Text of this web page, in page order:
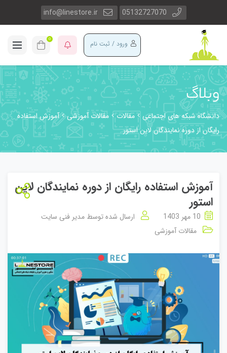
05132727070
info@linestore.ir
ورود / ثبت نام 0
وبلاگ
دانشگاه شبکه های اجتماعی مقالات مقالات آموزشی
آموزش استفاده
رایگان از دوره نمایندگان لاین استور
آموزش استفاده رایگان از دوره نمایندگان لاین
استور
10 مهر 1403 ارسال شده توسط مدیر فنی سایت
مقالات آموزشی